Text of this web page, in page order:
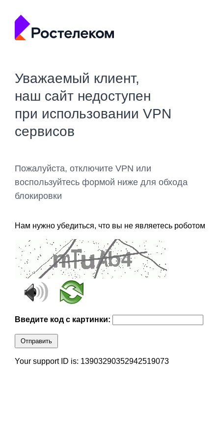
Уважаемый клиент,
наш сайт недоступен
при использовании VPN
сервисов
Пожалуйста, отключите VPN или
воспользуйтесь формой ниже для обхода
блокировки
Нам нужно убедиться, что вы не являетесь роботом
Введите код с картинки:
Отправить
Your support ID is: 13903290352942519073